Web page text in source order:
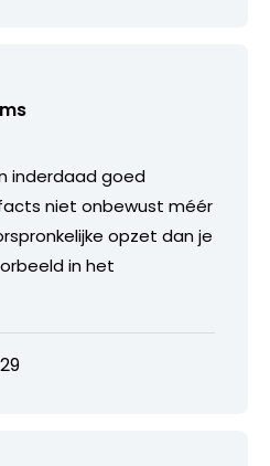
inderdaad goed
niet onbewust méér
opzet dan je
in het